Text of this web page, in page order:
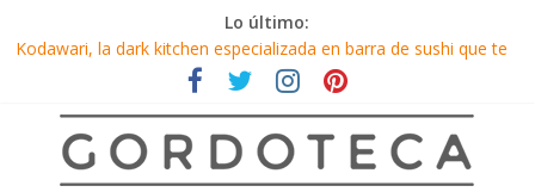
Lo último:
Kodawari, la dark kitchen especializada en barra de sushi que te
consiente en el confinamiento
La Mallorquina, toda una experiencia sensorial
Tacos al pastor con una capa de frijoles, solo en Los Rifados
KYU México, toda una experiencia de sabores pluriculturales